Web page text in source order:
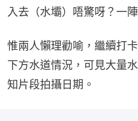
入去（水壩）唔驚呀？一
惟兩人懶理勸喻，繼續打
下方水道情況，可見大量
知片段拍攝日期。